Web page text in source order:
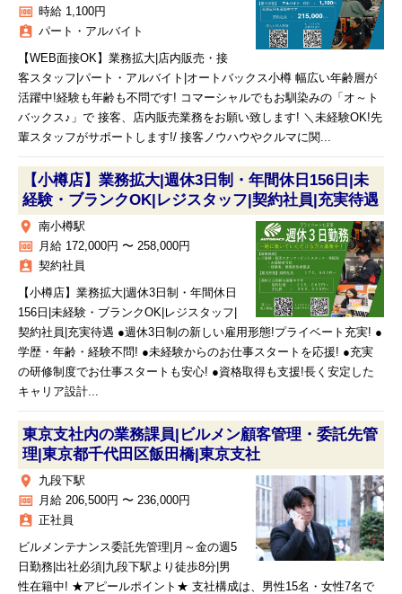
money 時給 1,100円
assignment_ind パート・アルバイト
【WEB面接OK】業務拡大|店内販売・接
客スタッフ|パート・アルバイト|オートバックス小樽 幅広い年齢層が
活躍中!経験も年齢も不問です! コマーシャルでもお馴染みの「オ～ト
バックス♪」で 接客、店内販売業務をお願い致します! ＼未経験OK!先
輩スタッフがサポートします!/ 接客ノウハウやクルマに関...
【小樽店】業務拡大|週休3日制・年間休日156日|未
経験・ブランクOK|レジスタッフ|契約社員|充実待遇
place 南小樽駅
money 月給 172,000円 〜 258,000円
assignment_ind 契約社員
【小樽店】業務拡大|週休3日制・年間休日
156日|未経験・ブランクOK|レジスタッフ|
契約社員|充実待遇 ●週休3日制の新しい雇用形態!プライベート充実! ●
学歴・年齢・経験不問! ●未経験からのお仕事スタートを応援! ●充実
の研修制度でお仕事スタートも安心! ●資格取得も支援!長く安定した
キャリア設計...
東京支社内の業務課員|ビルメン顧客管理・委託先管
理|東京都千代田区飯田橋|東京支社
place 九段下駅
money 月給 206,500円 〜 236,000円
assignment_ind 正社員
ビルメンテナンス委託先管理|月～金の週5
日勤務|出社必須|九段下駅より徒歩8分|男
性在籍中! ★アピールポイント★ 支社構成は、男性15名・女性7名で